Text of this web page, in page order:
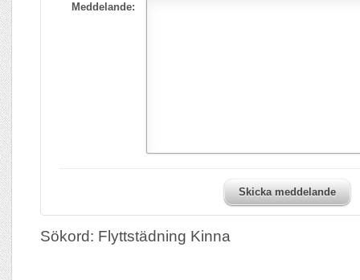
Meddelande:
Skicka meddelande
Sökord: Flyttstädning Kinna